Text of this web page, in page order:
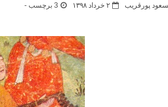
پورقریب ۲ خرداد ۱۳۹۸ 3 برچسب -